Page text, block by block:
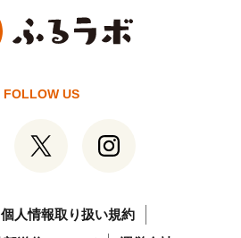
FOLLOW US
個人情報取り扱い規約